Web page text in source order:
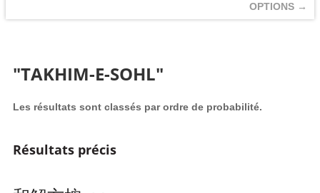
OPTIONS →
"TAKHIM-E-SOHL"
Les résultats sont classés par ordre de probabilité.
Résultats précis